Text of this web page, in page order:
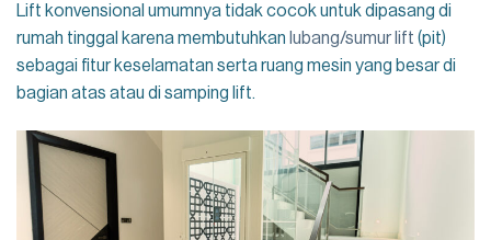
Lift konvensional umumnya tidak cocok untuk dipasang di
rumah tinggal karena membutuhkan lubang/sumur lift (pit)
sebagai fitur keselamatan serta ruang mesin yang besar di
bagian atas atau di samping lift.